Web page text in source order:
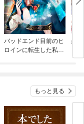
バッドエンド目前のヒ
ロインに転生した私、
結
もっと見る